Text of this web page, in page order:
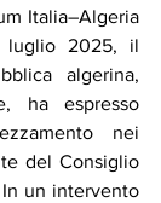
Italia–Algeria
luglio 2025, il
algerina,
ha espresso
nei
del Consiglio
un intervento